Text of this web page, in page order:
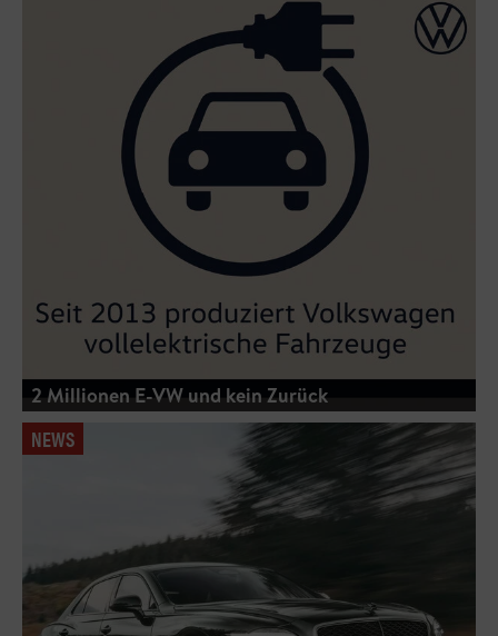
2 Millionen E-VW und kein Zurück
NEWS